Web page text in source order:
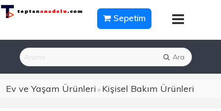
Sepetim
Ara
Ev ve Yaşam Ürünleri » Kişisel Bakım Ürünleri